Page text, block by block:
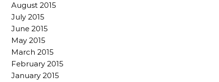
August 2015
July 2015
June 2015
May 2015
March 2015
February 2015
January 2015